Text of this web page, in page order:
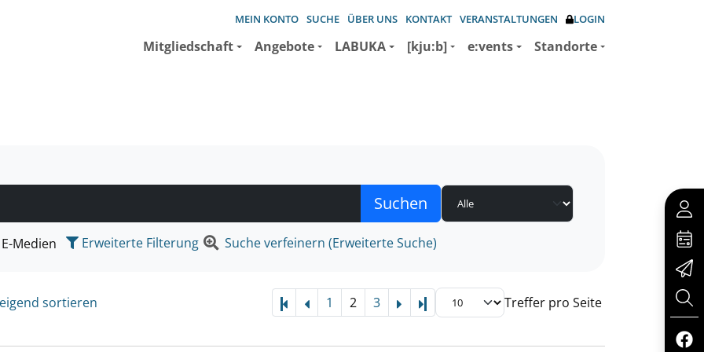
MEIN KONTO SUCHE ÜBER UNS KONTAKT VERANSTALTUNGEN LOGIN
Mitgliedschaft Angebote LABUKA [kju:b] e:vents Standorte
suchen wollen.
E-Medien Erweiterte Filterung Suche verfeinern (Erweiterte Suche)
sortieren 1 2 3 Letzte Seite Treffer pro Seite